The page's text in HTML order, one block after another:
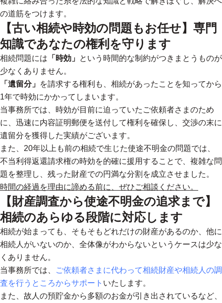
の道筋をつけます。
【古い相続や時効の問題もお任せ】専門
知識であなたの権利を守ります
相続問題には 「時効」 という時間的な制約がつきまとうものが
少なくありません。
「遺留分」 を請求する権利も、相続があったことを知ってから
1年で時効にかかってしまいます。
当事務所では、時効が目前に迫っていたご依頼者さまのため
に、迅速に内容証明郵便を送付して権利を確保し、交渉の末に
遺留分を獲得した実績がございます。
また、20年以上も前の相続で生じた使途不明金の問題では、
不当利得返還請求権の時効を的確に援用することで、複雑な問
題を整理し、残った財産での円満な分割を成立させました。
時間の経過を理由に諦める前に、ぜひご相談ください。
【財産調査から使途不明金の追求まで】
相続のあらゆる段階に対応します
相続が始まっても、そもそもどれだけの財産があるのか、他に
相続人がいないのか、全体像がわからないというケースは少な
くありません。
当事務所では、
ご依頼者さまに代わって相続財産や相続人の調
査を行うところからサポート いたします。
また、故人の預貯金から多額のお金が引き出されているなど、